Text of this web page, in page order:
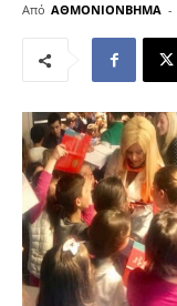
Από ΑΘΜΟΝΙΟΝΒΗΜΑ -